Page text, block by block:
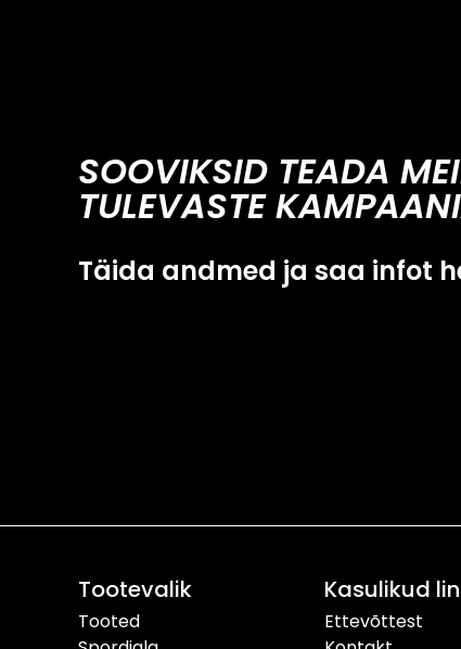
SOOVIKSID TEADA
TULEVASTE
Täida andmed ja saa infot
Tootevalik
Tooted
Kasulikud
Ettevõttest